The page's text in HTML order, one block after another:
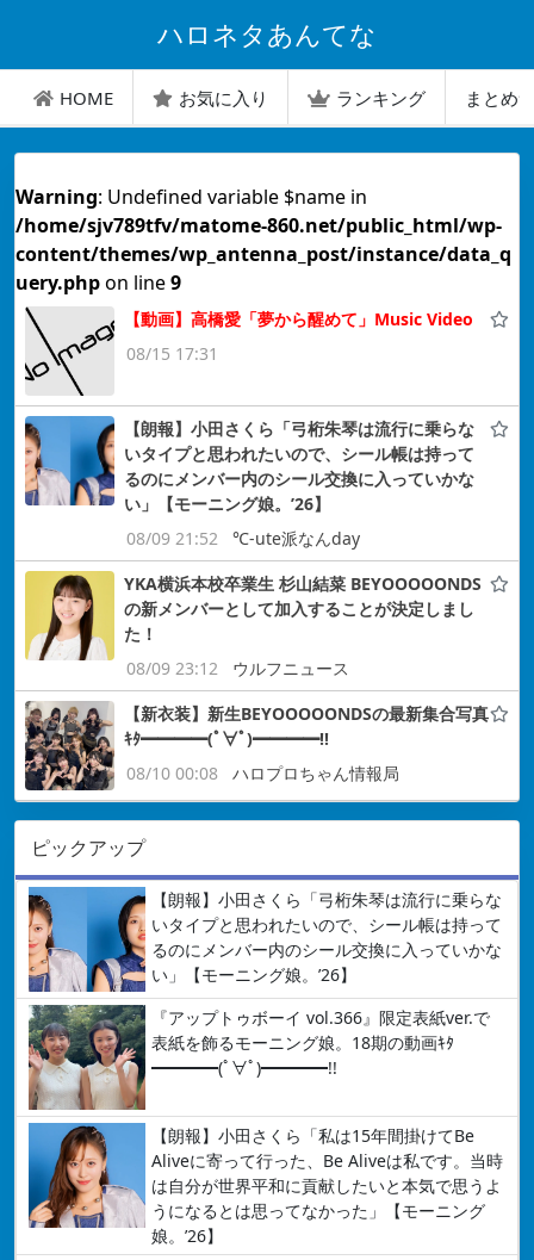
ハロネタあんてな
HOME お気に入り ランキング まとめ
Warning: Undefined variable $name in
/home/sjv789tfv/matome-860.net/public_html/wp-
content/themes/wp_antenna_post/instance/data_q
uery.phpon line9
【動画】高橋愛「夢から醒めて」Music Video
08/15 17:31
【朗報】小田さくら「弓桁朱琴は流行に乗らな
いタイプと思われたいので、シール帳は持って
るのにメンバー内のシール交換に入っていかな
い」【モーニング娘。’26】
08/09 21:52
℃-ute派なんday
YKA横浜本校卒業生 杉山結菜 BEYOOOOONDS
の新メンバーとして加入することが決定しまし
た！
08/09 23:12
ウルフニュース
【新衣装】新生BEYOOOOONDSの最新集合写真
ｷﾀ━━━━(ﾟ∀ﾟ)━━━━!!
08/10 00:08
ハロプロちゃん情報局
ピックアップ
【朗報】小田さくら「弓桁朱琴は流行に乗らな
いタイプと思われたいので、シール帳は持って
るのにメンバー内のシール交換に入っていかな
い」【モーニング娘。’26】
『アップトゥボーイ vol.366』限定表紙ver.で
表紙を飾るモーニング娘。18期の動画ｷﾀ
━━━━(ﾟ∀ﾟ)━━━━!!
【朗報】小田さくら「私は15年間掛けてBe
Aliveに寄って行った、Be Aliveは私です。当時
は自分が世界平和に貢献したいと本気で思うよ
うになるとは思ってなかった」【モーニング
娘。’26】